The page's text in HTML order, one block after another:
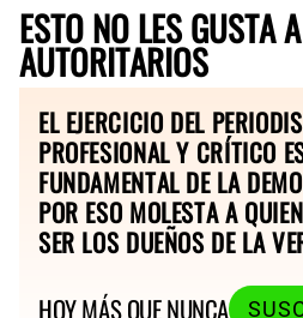
ESTO NO LES GUSTA
AUTORITARIOS
EL EJERCICIO DEL
PROFESIONAL Y CRÍTICO
FUNDAMENTAL DE LA
POR ESO MOLESTA A
SER LOS DUEÑOS DE LA
HOY MÁS QUE NUNCA